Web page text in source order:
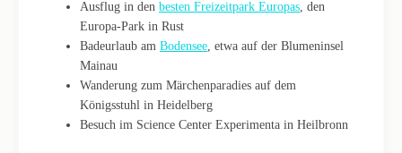
Ausflug in den besten Freizeitpark Europas, den
Europa-Park in Rust
Badeurlaub am Bodensee, etwa auf der Blumeninsel
Mainau
Wanderung zum Märchenparadies auf dem
Königsstuhl in Heidelberg
Besuch im Science Center Experimenta in Heilbronn